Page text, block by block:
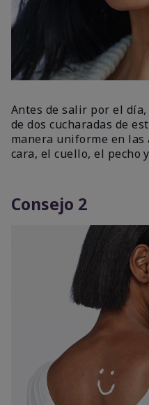
Antes de salir por el
de dos cucharadas de
manera uniforme en las
cara, el cuello, el pecho
Consejo 2